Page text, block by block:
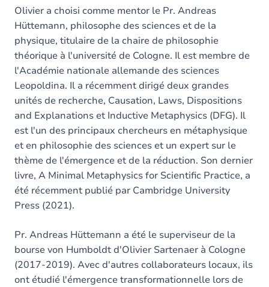
Olivier a choisi comme mentor le Pr. Andreas
Hüttemann, philosophe des sciences et de la
physique, titulaire de la chaire de philosophie
théorique à l'université de Cologne. Il est membre de
l'Académie nationale allemande des sciences
Leopoldina. Il a récemment dirigé deux grandes
unités de recherche, Causation, Laws, Dispositions
and Explanations et Inductive Metaphysics (DFG). Il
est l'un des principaux chercheurs en métaphysique
et en philosophie des sciences et un expert sur le
thème de l'émergence et de la réduction. Son dernier
livre, A Minimal Metaphysics for Scientific Practice, a
été récemment publié par Cambridge University
Press (2021).
Pr. Andreas Hüttemann a été le superviseur de la
bourse von Humboldt d'Olivier Sartenaer à Cologne
(2017-2019). Avec d'autres collaborateurs locaux, ils
ont étudié l'émergence transformationnelle lors de